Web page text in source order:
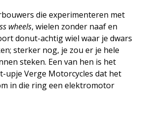
die experimenteren met
wheels, wielen zonder naaf en
donut-achtig wiel waar je dwars
sterker nog, je zou er je hele
steken. Een van hen is het
upje Verge Motorcycles dat het
in die ring een elektromotor